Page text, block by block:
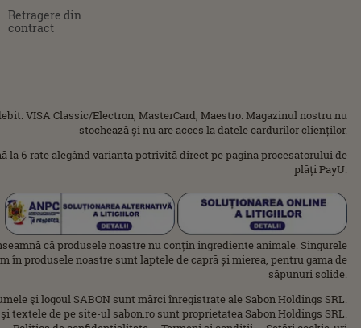
Retragere din
contract
VISA Classic/Electron, MasterCard, Maestro. Magazinul nostru nu
stochează și nu are acces la datele cardurilor clienților.
6 rate alegând varianta potrivită direct pe pagina procesatorului de
plăți PayU.
că produsele noastre nu conțin ingrediente animale. Singurele
în produsele noastre sunt laptele de capră și mierea, pentru gama de
săpunuri solide.
şi logoul SABON sunt mărci înregistrate ale Sabon Holdings SRL.
textele de pe site-ul sabon.ro sunt proprietatea Sabon Holdings SRL.